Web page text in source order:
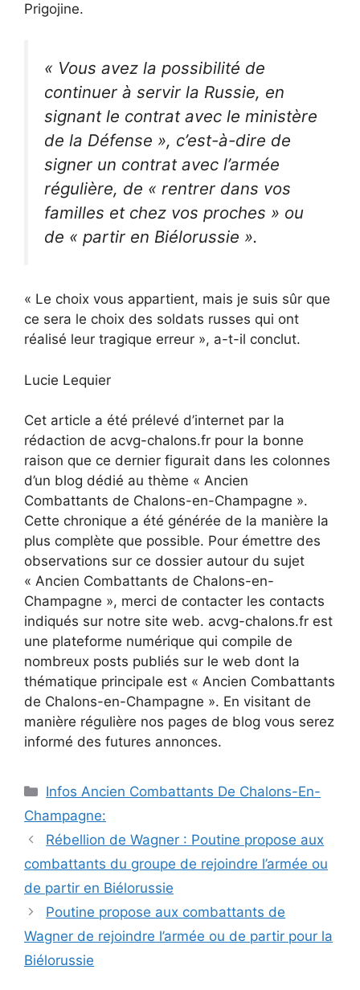
Prigojine.
« Vous avez la possibilité de
continuer à servir la Russie, en
signant le contrat avec le ministère
de la Défense », c’est-à-dire de
signer un contrat avec l’armée
régulière, de « rentrer dans vos
familles et chez vos proches » ou
de « partir en Biélorussie ».
« Le choix vous appartient, mais je suis sûr que
ce sera le choix des soldats russes qui ont
réalisé leur tragique erreur », a-t-il conclut.
Lucie Lequier
Cet article a été prélevé d’internet par la
rédaction de acvg-chalons.fr pour la bonne
raison que ce dernier figurait dans les colonnes
d’un blog dédié au thème « Ancien
Combattants de Chalons-en-Champagne ».
Cette chronique a été générée de la manière la
plus complète que possible. Pour émettre des
observations sur ce dossier autour du sujet
« Ancien Combattants de Chalons-en-
Champagne », merci de contacter les contacts
indiqués sur notre site web. acvg-chalons.fr est
une plateforme numérique qui compile de
nombreux posts publiés sur le web dont la
thématique principale est « Ancien Combattants
de Chalons-en-Champagne ». En visitant de
manière régulière nos pages de blog vous serez
informé des futures annonces.
Catégories
Infos Ancien Combattants De Chalons-En-
Champagne:
Rébellion de Wagner : Poutine propose aux
combattants du groupe de rejoindre l’armée ou
de partir en Biélorussie
Poutine propose aux combattants de
Wagner de rejoindre l’armée ou de partir pour la
Biélorussie